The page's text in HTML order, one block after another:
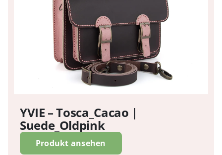
YVIE – Tosca_Cacao |
Suede_Oldpink
Produkt ansehen